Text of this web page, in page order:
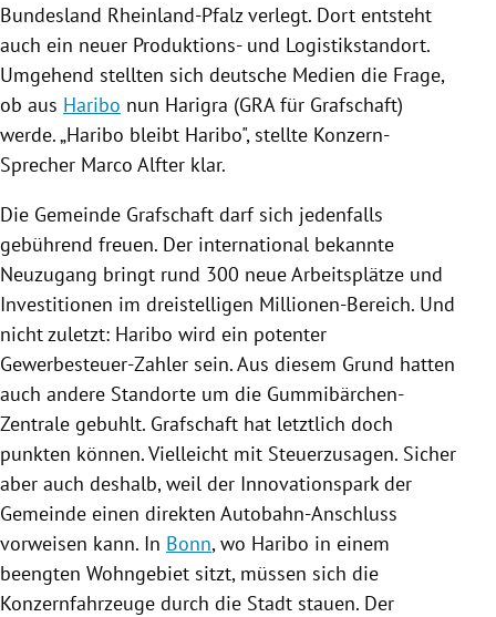
Bundesland Rheinland-Pfalzverlegt. Dort entsteht
auch ein neuer Produktions- und Logistikstandort.
Umgehend stellten sich deutsche Medien die Frage,
ob aus Haribo nun Harigra (GRA für Grafschaft)
werde. „Haribo bleibt Haribo", stellte Konzern-
Sprecher Marco Alfter klar.
Die Gemeinde Grafschaft darf sich jedenfalls
gebührend freuen. Der international bekannte
Neuzugang bringt rund 300 neue Arbeitsplätze und
Investitionen im dreistelligen Millionen-Bereich. Und
nicht zuletzt: Haribo wird ein potenter
Gewerbesteuer-Zahler sein. Aus diesem Grund hatten
auch andere Standorte um die Gummibärchen-
Zentrale gebuhlt. Grafschaft hat letztlich doch
punkten können. Vielleicht mit Steuerzusagen. Sicher
aber auch deshalb, weil der Innovationspark der
Gemeinde einen direkten Autobahn-Anschluss
vorweisen kann. In Bonn, wo Haribo in einem
beengten Wohngebiet sitzt, müssen sich die
Konzernfahrzeuge durch die Stadt stauen. Der